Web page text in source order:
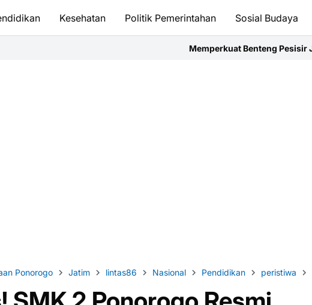
Kesehatan Politik Pemerintahan Sosial Budaya
Memperkuat Benteng Pesisir Jember: Langkah
Ponorogo Jatim lintas86 Nasional Pendidikan peristiwa